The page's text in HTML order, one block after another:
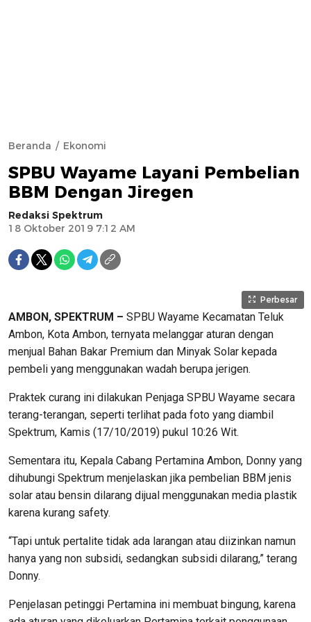
Beranda Ekonomi
SPBU Wayame Layani Pembelian
BBM Dengan Jiregen
Redaksi Spektrum
18 Oktober 2019 7:12 AM
Perbesar
AMBON, SPEKTRUM – SPBU Wayame Kecamatan Teluk
Ambon, Kota Ambon, ternyata melanggar aturan dengan
menjual Bahan Bakar Premium dan Minyak Solar kepada
pembeli yang menggunakan wadah berupa jerigen.
Praktek curang ini dilakukan Penjaga SPBU Wayame secara
terang-terangan, seperti terlihat pada foto yang diambil
Spektrum, Kamis (17/10/2019) pukul 10:26 Wit.
Sementara itu, Kepala Cabang Pertamina Ambon, Donny yang
dihubungi Spektrum menjelaskan jika pembelian BBM jenis
solar atau bensin dilarang dijual menggunakan media plastik
karena kurang safety.
“Tapi untuk pertalite tidak ada larangan atau diizinkan namun
hanya yang non subsidi, sedangkan subsidi dilarang,” terang
Donny.
Penjelasan petinggi Pertamina ini membuat bingung, karena